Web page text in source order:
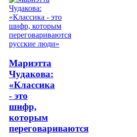
Мариэтта
Чудакова:
«Классика
- это
шифр,
которым
переговариваются